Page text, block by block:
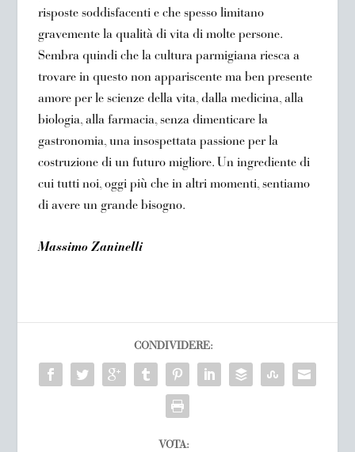
risposte soddisfacenti e che spesso limitano
gravemente la qualità di vita di molte persone.
Sembra quindi che la cultura parmigiana riesca a
trovare in questo non appariscente ma ben presente
amore per le scienze della vita, dalla medicina, alla
biologia, alla farmacia, senza dimenticare la
gastronomia, una insospettata passione per la
costruzione di un futuro migliore. Un ingrediente di
cui tutti noi, oggi più che in altri momenti, sentiamo
di avere un grande bisogno.
Massimo Zaninelli
CONDIVIDERE:
VOTA: